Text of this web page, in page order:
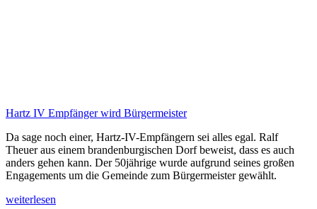
Hartz IV Empfänger wird Bürgermeister
Da sage noch einer, Hartz-IV-Empfängern sei alles egal. Ralf
Theuer aus einem brandenburgischen Dorf beweist, dass es auch
anders gehen kann. Der 50jährige wurde aufgrund seines großen
Engagements um die Gemeinde zum Bürgermeister gewählt.
weiterlesen